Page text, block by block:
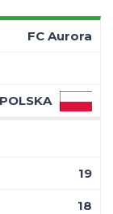
FC Aurora
POLSKA
19
18